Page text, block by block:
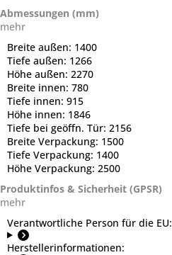
Abmessungen (mm)
mehr
Breite außen: 1400
Tiefe außen: 1266
Höhe außen: 2270
Breite innen: 780
Tiefe innen: 915
Höhe innen: 1846
Tiefe bei geöffn. Tür: 2156
Breite Verpackung: 1500
Tiefe Verpackung: 1400
Höhe Verpackung: 2500
Produktinfos & Sicherheit (GPSR)
mehr
Verantwortliche Person für die EU:
Herstellerinformationen: